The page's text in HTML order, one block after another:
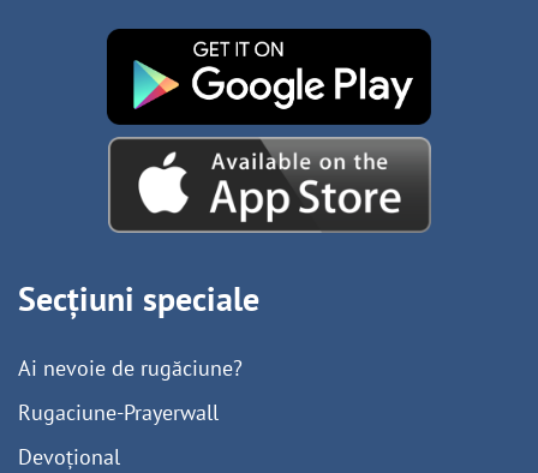
Secțiuni speciale
Ai nevoie de rugăciune?
Rugaciune-Prayerwall
Devoțional